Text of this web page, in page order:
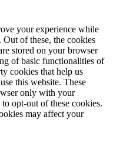
your experience while
of these, the cookies
stored on your browser
of basic functionalities of
cookies that help us
this website. These
only with your
opt-out of these cookies.
may affect your